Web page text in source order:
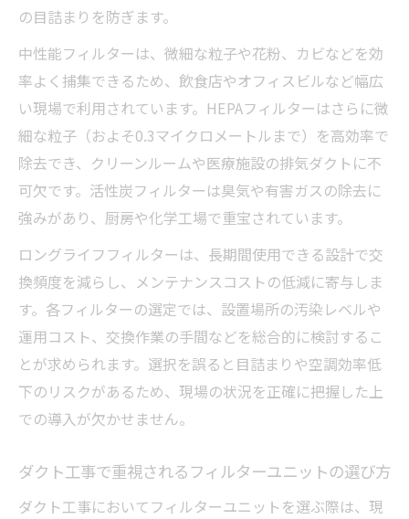
クリーンルーム対応フィルターの最新研究
の目詰まりを防ぎます。
中性能フィルターは、微細な粒子や花粉、カビなどを効
率よく捕集できるため、飲食店やオフィスビルなど幅広
い現場で利用されています。HEPAフィルターはさらに微
細な粒子（およそ0.3マイクロメートルまで）を高効率で
除去でき、クリーンルームや医療施設の排気ダクトに不
可欠です。活性炭フィルターは臭気や有害ガスの除去に
強みがあり、厨房や化学工場で重宝されています。
ロングライフフィルターは、長期間使用できる設計で交
換頻度を減らし、メンテナンスコストの低減に寄与しま
す。各フィルターの選定では、設置場所の汚染レベルや
運用コスト、交換作業の手間などを総合的に検討するこ
とが求められます。選択を誤ると目詰まりや空調効率低
下のリスクがあるため、現場の状況を正確に把握した上
での導入が欠かせません。
ダクト工事で重視されるフィルターユニットの選び方
ダクト工事においてフィルターユニットを選ぶ際は、現